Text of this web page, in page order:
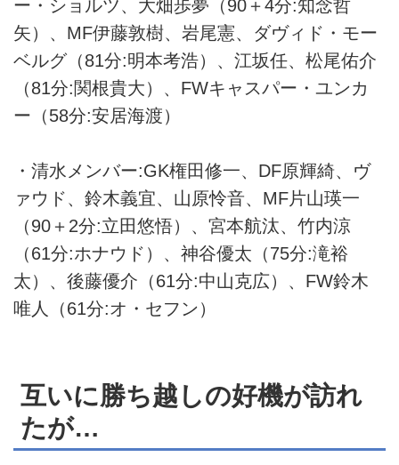
ー・ショルツ、大畑歩夢（90＋4分:知念哲
矢）、MF伊藤敦樹、岩尾憲、ダヴィド・モー
ベルグ（81分:明本考浩）、江坂任、松尾佑介
（81分:関根貴大）、FWキャスパー・ユンカ
ー（58分:安居海渡）
・清水メンバー:GK権田修一、DF原輝綺、ヴ
ァウド、鈴木義宜、山原怜音、MF片山瑛一
（90＋2分:立田悠悟）、宮本航汰、竹内涼
（61分:ホナウド）、神谷優太（75分:滝裕
太）、後藤優介（61分:中山克広）、FW鈴木
唯人（61分:オ・セフン）
互いに勝ち越しの好機が訪れ
たが…